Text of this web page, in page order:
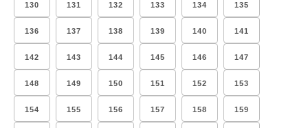
130 131 132 133 134 135
136 137 138 139 140 141
142 143 144 145 146 147
148 149 150 151 152 153
154 155 156 157 158 159